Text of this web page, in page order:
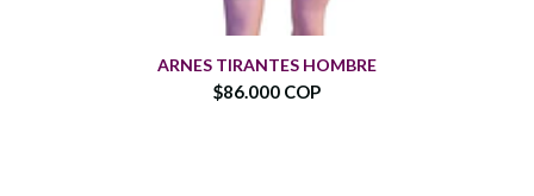
ARNES TIRANTES HOMBRE
$86.000 COP